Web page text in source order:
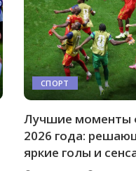
СПОРТ
Лучшие моменты
2026 года:
яркие голы и